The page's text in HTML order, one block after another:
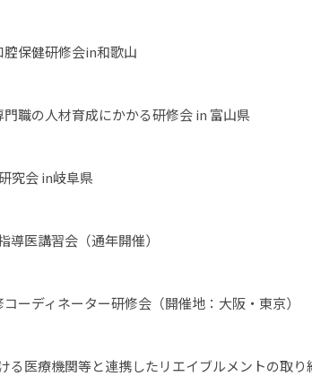
保健研修会in和歌山
職の人材育成にかかる研修会 in 富山県
究会 in岐阜県
導医講習会（通年開催）
ーディネーター研修会（開催地：大阪・東京）
る医療機関等と連携したリエイブルメントの取